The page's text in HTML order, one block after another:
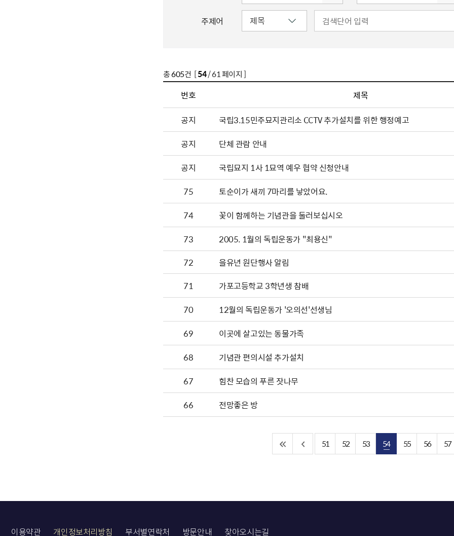
주제어
총605건 [54/ 61 페이지 ]
번호 제목
공지
국립3.15민주묘지관리소 CCTV 추가설치를 위한 행정예고
공지
단체 관람 안내
공지
국립묘지 1사 1묘역 예우 협약 신청안내
75
토순이가 새끼 7마리를 낳았어요.
74
꽃이 함께하는 기념관을 둘러보십시오
73
2005. 1월의 독립운동가 "최용신"
72
을유년 원단행사 알림
71
가포고등학교 3학년생 참배
70
12월의 독립운동가 '오의선'선생님
69
이곳에 살고있는 동물가족
68
기념관 편의시설 추가설치
67
힘찬 모습의 푸른 잣나무
66
전망좋은 방
51 52 53 54 55 56 57
이용약관 개인정보처리방침 부서별연락처 방문안내 찾아오시는길